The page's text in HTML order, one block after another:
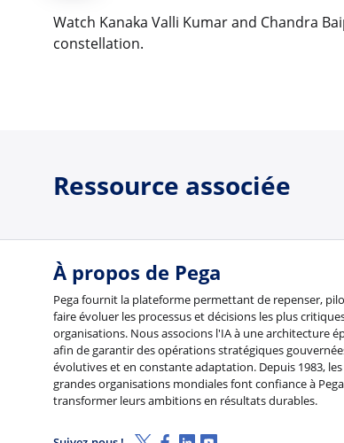
Watch Kanaka Valli Kumar and Chandra
constellation.
Ressource associée
À propos de Pega
Pega fournit la plateforme permettant de repenser,
faire évoluer les processus et décisions les plus
organisations. Nous associons l'IA à une architecture
afin de garantir des opérations stratégiques
évolutives et en constante adaptation. Depuis 1983,
grandes organisations mondiales font confiance à
transformer leurs ambitions en résultats durables.